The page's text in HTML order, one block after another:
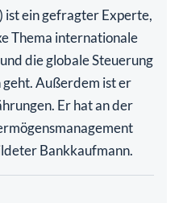
ein gefragter Experte,
Thema internationale
die globale Steuerung
Außerdem ist er
Er hat an der
Bankkaufmann.